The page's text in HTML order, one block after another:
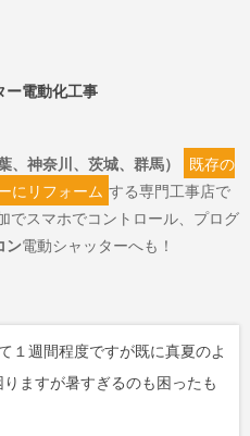
ー電動化工事
神奈川、茨城、群馬）
既存の
にリフォーム する専門工事店で
でスマホでコントロール、プログ
ン電動シャッターへも！
週間程度ですが既に真夏のよ
ますが暑すぎるのも困ったも